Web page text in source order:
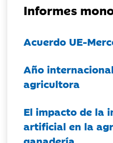
Informes
Acuerdo UE-
Año
agricultora
El impacto de la
artificial en la